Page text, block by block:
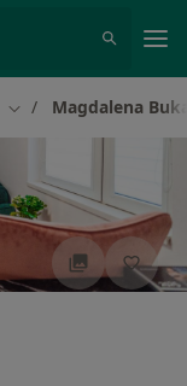
Zmień miasto
Magdalena